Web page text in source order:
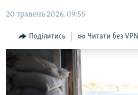
Перейти
пошуку
ПОГЛЯД
ІНТЕРВ'Ю
ВСЕ ЗА ДЕНЬ
СПЕЦПРОЕКТИ
ДЕПОРТАЦІЯ
ЯК ОБІЙТИ БЛОКУВАННЯ
20 травень 2026, 09:55
Поділитись Читати без VPN